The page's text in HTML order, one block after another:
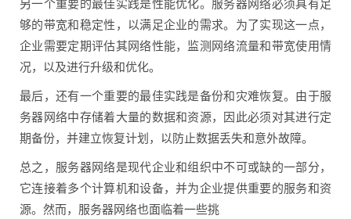
另一个重要的最佳实践是性能优化。服务器网络必须具有足
够的带宽和稳定性，以满足企业的需求。为了实现这一点，
企业需要定期评估其网络性能，监测网络流量和带宽使用情
况，以及进行升级和优化。
最后，还有一个重要的最佳实践是备份和灾难恢复。由于服
务器网络中存储着大量的数据和资源，因此必须对其进行定
期备份，并建立恢复计划，以防止数据丢失和意外故障。
总之，服务器网络是现代企业和组织中不可或缺的一部分，
它连接着多个计算机和设备，并为企业提供重要的服务和资
源。然而，服务器网络也面临着一些挑